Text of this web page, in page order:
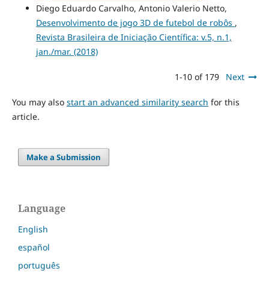
Diego Eduardo Carvalho, Antonio Valerio Netto,
Desenvolvimento de jogo 3D de futebol de robôs ,
Revista Brasileira de Iniciação Científica: v.5, n.1,
jan./mar. (2018)
1-10 of 179 Next
You may also start an advanced similarity search for this
article.
Make a Submission
Language
English
español
português